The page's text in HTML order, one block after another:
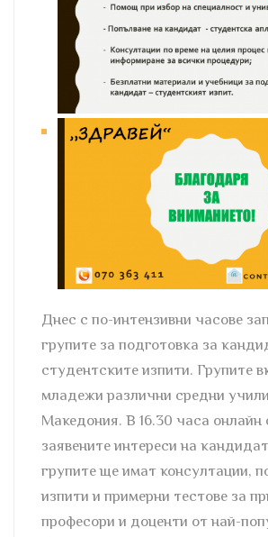
Днес с по-интензивни часове
групите за подготовка за
студентските изпити. Групите
младежи различни средни
Македония. В 16.30 часа онлайн
заявените интереси на
групите ще имат консултации,
изпити и примерни тестове за
професори и доценти от най-